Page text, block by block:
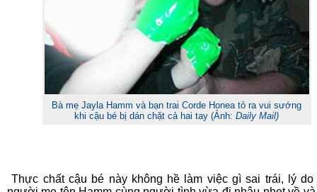
Bà mẹ Jayla Hamm và bạn trai Corde Honea tỏ ra vui sướng
khi cậu bé bị dán chặt cả hai tay (Ảnh:Daily Mail)
Thực chất cậu bé này không hề làm việc gì sai trái, lý